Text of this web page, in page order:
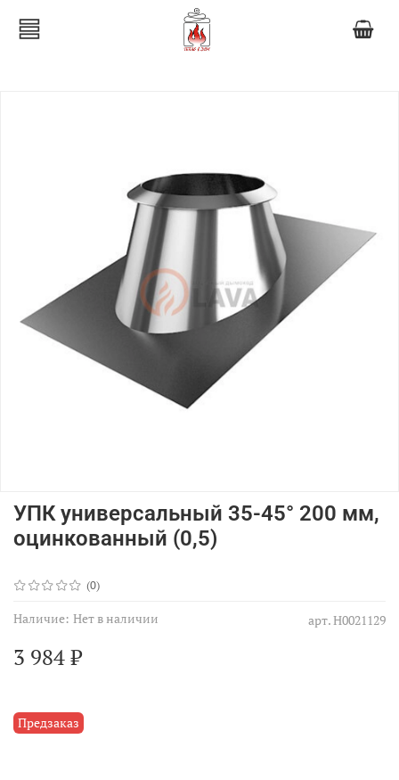
(0)
арт.Н0021129
Наличие: Нет в наличии
Предзаказ
УПК универсальный 35-45° 200 мм,
оцинкованный (0,5)
3 984 ₽